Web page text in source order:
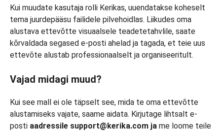
Kui muudate kasutaja rolli Kerikas, uuendatakse koheselt
tema juurdepääsu failidele pilvehoidlas. Liikudes oma
alustava ettevõtte visuaalsele teadetetahvlile, saate
kõrvaldada segased e-posti ahelad ja tagada, et teie uus
ettevõte alustab professionaalselt ja organiseeritult.
Vajad midagi muud?
Kui see mall ei ole täpselt see, mida te oma ettevõtte
alustamiseks vajate, saame aidata. Kirjutage lihtsalt e-
posti aadressile support@kerika.com ja me loome teile